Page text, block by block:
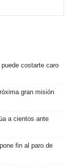
costarte caro
gran misión
a cientos ante
fin al paro de